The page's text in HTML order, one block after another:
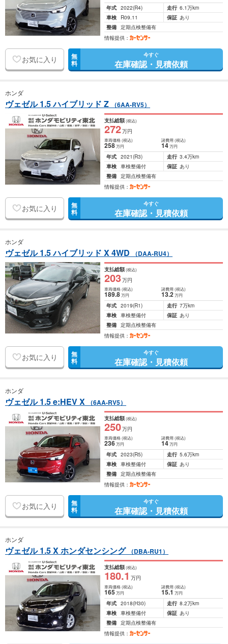
年式 2022(R4) 走行 6.1万km
車検
R09.11 保証 あり
整備 定期点検整備有
情報提供：
お気に入り 無
料
今すぐ
在庫確認・見積依頼
ホンダ
ヴェゼル 1.5 ハイブリッド Z （6AA-RV5）
支払総額(税込)
272万円
車両価格(税込)
258万円
諸費用 (税込)
14 万円
年式 2021(R3) 走行 3.4万km
車検 車検整備付 保証 あり
整備 定期点検整備有
情報提供：
お気に入り 無
料
今すぐ
在庫確認・見積依頼
ホンダ
ヴェゼル 1.5 ハイブリッド X 4WD （DAA-RU4）
支払総額(税込)
203万円
車両価格(税込)
189.8万円
諸費用 (税込)
13.2 万円
年式 2019(R1) 走行 7万km
車検 車検整備付 保証 あり
整備 定期点検整備有
情報提供：
お気に入り 無
料
今すぐ
在庫確認・見積依頼
ホンダ
ヴェゼル 1.5 e:HEV X （6AA-RV5）
支払総額(税込)
250万円
車両価格(税込)
236万円
諸費用 (税込)
14 万円
年式 2023(R5) 走行 5.6万km
車検 車検整備付 保証 あり
整備 定期点検整備有
情報提供：
お気に入り 無
料
今すぐ
在庫確認・見積依頼
ホンダ
ヴェゼル 1.5 X ホンダセンシング （DBA-RU1）
支払総額(税込)
180.1 万円
車両価格(税込)
165万円
諸費用 (税込)
15.1 万円
年式 2018(H30) 走行 8.2万km
車検 車検整備付 保証 あり
整備 定期点検整備有
情報提供：